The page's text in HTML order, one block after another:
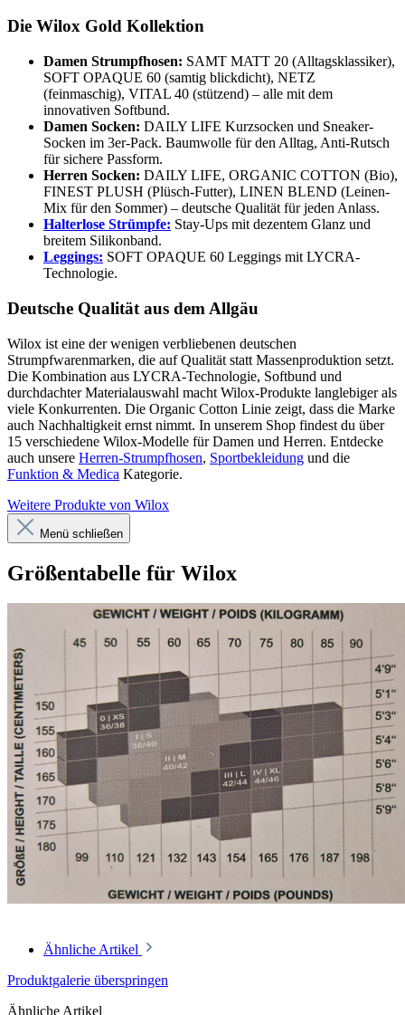
Die Wilox Gold Kollektion
Damen Strumpfhosen: SAMT MATT 20 (Alltagsklassiker),
SOFT OPAQUE 60 (samtig blickdicht), NETZ
(feinmaschig), VITAL 40 (stützend) – alle mit dem
innovativen Softbund.
Damen Socken: DAILY LIFE Kurzsocken und Sneaker-
Socken im 3er-Pack. Baumwolle für den Alltag, Anti-Rutsch
für sichere Passform.
Herren Socken: DAILY LIFE, ORGANIC COTTON (Bio),
FINEST PLUSH (Plüsch-Futter), LINEN BLEND (Leinen-
Mix für den Sommer) – deutsche Qualität für jeden Anlass.
Halterlose Strümpfe: Stay-Ups mit dezentem Glanz und
breitem Silikonband.
Leggings: SOFT OPAQUE 60 Leggings mit LYCRA-
Technologie.
Deutsche Qualität aus dem Allgäu
Wilox ist eine der wenigen verbliebenen deutschen
Strumpfwarenmarken, die auf Qualität statt Massenproduktion setzt.
Die Kombination aus LYCRA-Technologie, Softbund und
durchdachter Materialauswahl macht Wilox-Produkte langlebiger als
viele Konkurrenten. Die Organic Cotton Linie zeigt, dass die Marke
auch Nachhaltigkeit ernst nimmt. In unserem Shop findest du über
15 verschiedene Wilox-Modelle für Damen und Herren. Entdecke
auch unsere Herren-Strumpfhosen, Sportbekleidung und die
Funktion & Medica Kategorie.
Weitere Produkte von Wilox
Menü schließen
Größentabelle für Wilox
Ähnliche Artikel
Produktgalerie überspringen
Ähnliche Artikel